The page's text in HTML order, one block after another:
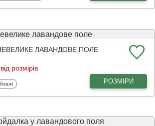
ЛАВАНДОВЕ ПОЛЕ
розмірів
РОЗМІРИ